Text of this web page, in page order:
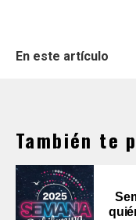
En este artículo
También te